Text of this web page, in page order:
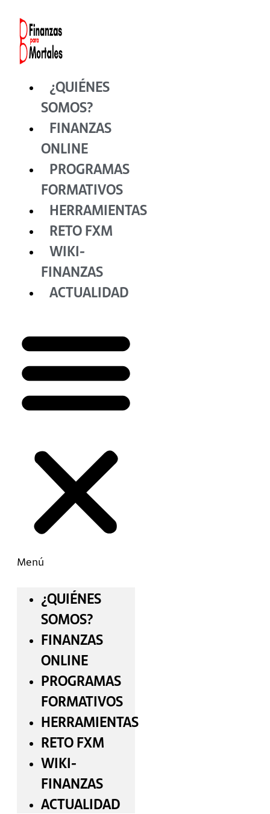
contenido
¿QUIÉNES
SOMOS?
FINANZAS
ONLINE
PROGRAMAS
FORMATIVOS
HERRAMIENTAS
RETO FXM
WIKI-
FINANZAS
ACTUALIDAD
Menú
¿QUIÉNES
SOMOS?
FINANZAS
ONLINE
PROGRAMAS
FORMATIVOS
HERRAMIENTAS
RETO FXM
WIKI-
FINANZAS
ACTUALIDAD